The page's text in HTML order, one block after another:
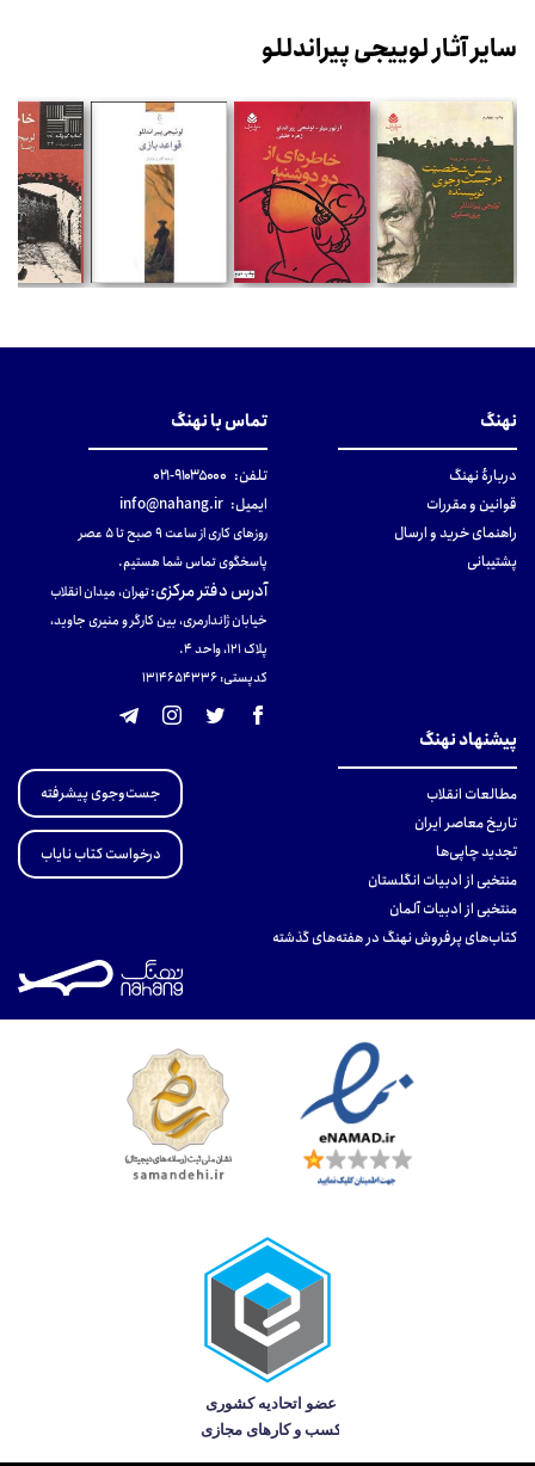
سایر آثار لوییجی پیراندللو
نهنگ
دربارهٔ نهنگ
قوانین و مقررات
راهنمای خرید و ارسال
پشتیبانی
تماس با نهنگ
تلفن: ۹۱۰۳۵۰۰۰-۰۲۱
ایمیل: info@nahang.ir
روزهای کاری از ساعت ۹ صبح تا ۵ عصر
پاسخگوی تماس شما هستیم.
آدرس دفتر مرکزی:تهران، میدان انقلاب
خیابان ژاندارمری، بین کارگر و منیری جاوید،
پلاک 121، واحد ۴.
کدپستی: 131465433۶
پیشنهاد نهنگ
مطالعات انقلاب
تاریخ معاصر ایران
تجدید چاپی‌ها
منتخبی از ادبیات انگلستان
منتخبی از ادبیات آلمان
کتاب‌های پرفروش نهنگ در هفته‌های گذشته
جست‌وجوی پیشرفته
درخواست کتاب نایاب